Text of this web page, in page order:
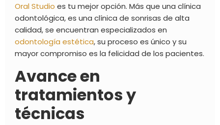
Oral Studio es tu mejor opción. Más que una clínica
odontológica, es una clínica de sonrisas de alta
calidad, se encuentran especializados en
odontología estética, su proceso es único y su
mayor compromiso es la felicidad de los pacientes.
Avance en
tratamientos y
técnicas